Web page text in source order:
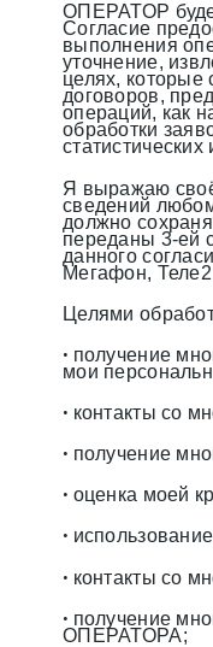
ОПЕРАТОР
Согласие
выполнения
уточнение,
целях, которые
договоров,
операций, как
обработки
Я выражаю своё
сведений
должно
переданы 3-ей
данного
Мегафон, Теле2
Целями
• получение
мои
• контакты со
• получение
• оценка моей
•
• контакты со
• получение
ОПЕРАТОРА;